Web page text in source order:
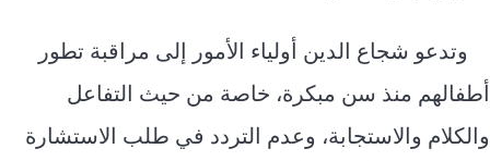
وتدعو شجاع الدين أولياء الأمور إلى مراقبة تطور
أطفالهم منذ سن مبكرة، خاصة من حيث التفاعل
والكلام والاستجابة، وعدم التردد في طلب الاستشارة